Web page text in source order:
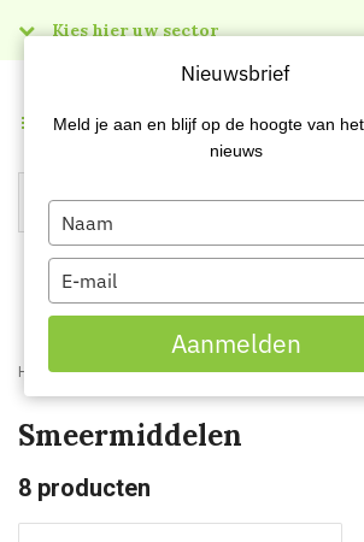
Kies hier uw sector
Menu
Home Webshop Schildersartikelen
Smeermiddelen
8 producten
Nieuwsbrief
Meld je aan en blijf op de hoogte van
nieuws
Type
your
name
Type
your
email
Aanmelden